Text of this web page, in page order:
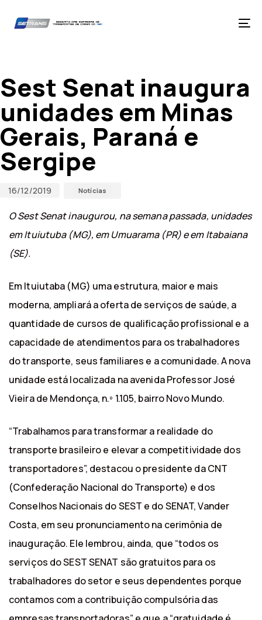
primary
Sest Senat inaugura
unidades em Minas
Gerais, Paraná e
Sergipe
16/12/2019 Notícias
O Sest Senat inaugurou, na semana passada, unidades
em Ituiutuba (MG), em Umuarama (PR) e em Itabaiana
(SE).
Em Ituiutaba (MG) uma estrutura, maior e mais
moderna, ampliará a oferta de serviços de saúde, a
quantidade de cursos de qualificação profissional e a
capacidade de atendimentos para os trabalhadores
do transporte, seus familiares e a comunidade. A nova
unidade está localizada na avenida Professor José
Vieira de Mendonça, n.º 1.105, bairro Novo Mundo.
“Trabalhamos para transformar a realidade do
transporte brasileiro e elevar a competitividade dos
transportadores”, destacou o presidente da CNT
(Confederação Nacional do Transporte) e dos
Conselhos Nacionais do SEST e do SENAT, Vander
Costa, em seu pronunciamento na cerimônia de
inauguração. Ele lembrou, ainda, que “todos os
serviços do SEST SENAT são gratuitos para os
trabalhadores do setor e seus dependentes porque
contamos com a contribuição compulsória das